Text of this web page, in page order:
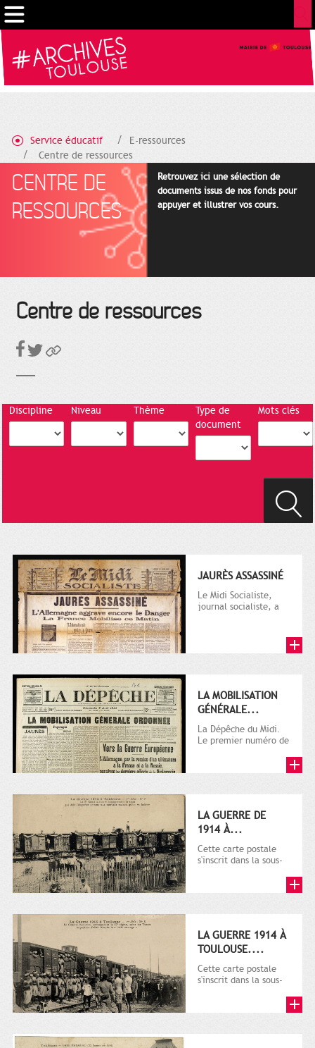
Service éducatif
E-ressources
Centre de ressources
CENTRE DE
RESSOURCES
Retrouvez ici une sélection de
documents issus de nos fonds pour
appuyer et illustrer vos cours.
Centre de ressources
Discipline Niveau Thème
Type de
document
Mots clés
JAURÈS ASSASSINÉ
Le Midi Socialiste,
journal socialiste, a
LA MOBILISATION
GÉNÉRALE...
La Dépêche du Midi.
Le premier numéro de
octobre...
LA GUERRE DE
1914 À...
Cette carte postale
s'inscrit dans la sous-
plusieurs milliers de...
LA GUERRE 1914 À
TOULOUSE....
Cette carte postale
s'inscrit dans la sous-
plusieurs milliers de...
Gestion de vos préférences sur les cookies